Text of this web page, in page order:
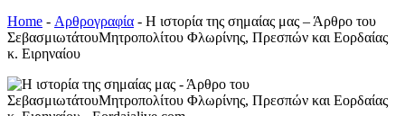
Home - Αρθρογραφία - Η ιστορία της σημαίας μας – Άρθρο του
ΣεβασμιωτάτουΜητροπολίτου Φλωρίνης, Πρεσπών και Εορδαίας
κ. Ειρηναίου